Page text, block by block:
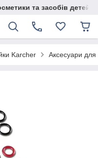
та засобів
Karcher Аксесуари для